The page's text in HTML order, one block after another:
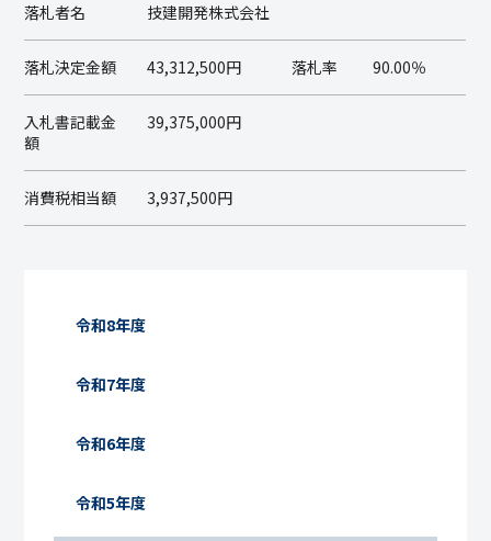
落札者名 技建開発株式会社
落札決定金額 43,312,500円 落札率 90.00％
入札書記載金
額
39,375,000円
消費税相当額 3,937,500円
令和8年度
令和7年度
令和6年度
令和5年度